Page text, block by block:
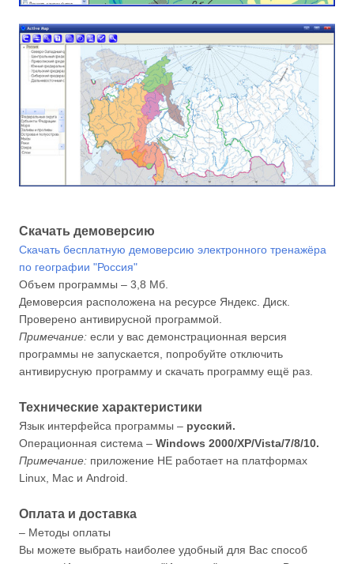
Скачать демоверсию
Скачать бесплатную демоверсию электронного тренажёра
по географии "Россия"
Объем программы – 3,8 Мб.
Демоверсия расположена на ресурсе Яндекс. Диск.
Проверено антивирусной программой.
Примечание: если у вас демонстрационная версия
программы не запускается, попробуйте отключить
антивирусную программу и скачать программу ещё раз.
Технические характеристики
Язык интерфейса программы – русский.
Операционная система – Windows 2000/XP/Vista/7/8/10.
Примечание: приложение НЕ работает на платформах
Linux, Mac и Android.
Оплата и доставка
– Методы оплаты
Вы можете выбрать наиболее удобный для Вас способ